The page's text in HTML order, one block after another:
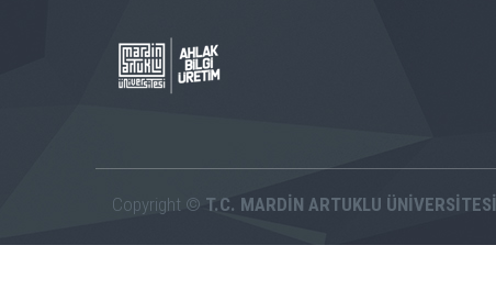
Copyright © T.C. MARDİN ARTUKLU ÜNİVERSİTESİ